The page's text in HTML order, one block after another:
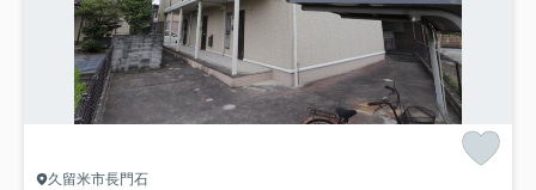
久留米市長門石